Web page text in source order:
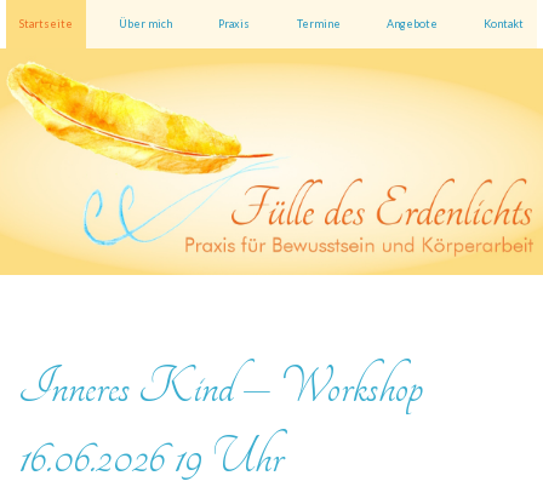
Startseite Über mich Praxis Termine Angebote Kontakt
Inneres Kind – Workshop
16.06.2026 19 Uhr